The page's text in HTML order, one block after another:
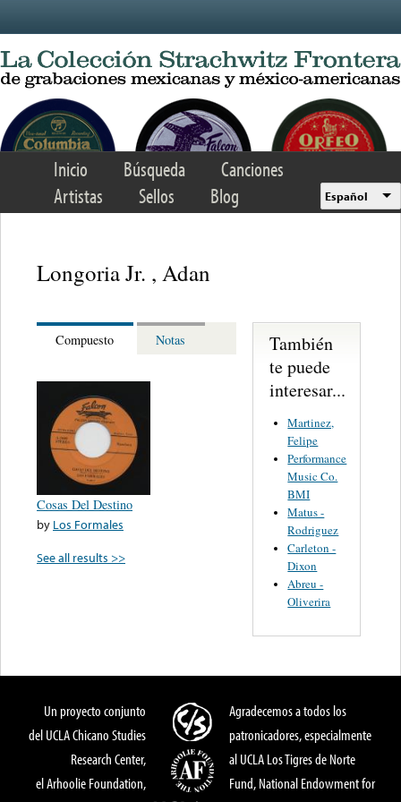
Inicio Búsqueda
Canciones
Artistas
Sellos Blog Español
Longoria Jr. , Adan
Compuesto Notas
Cosas Del Destino
by Los Formales
See all results >>
También
te puede
interesar...
Martinez,
Felipe
Performance
Music Co.
BMI
Matus -
Rodriguez
Carleton -
Dixon
Abreu -
Oliverira
Un proyecto conjunto
del UCLA Chicano Studies
Research Center,
el Arhoolie Foundation,
Agradecemos a todos los
patronicadores, especialmente
al UCLA Los Tigres de Norte
Fund, National Endowment for